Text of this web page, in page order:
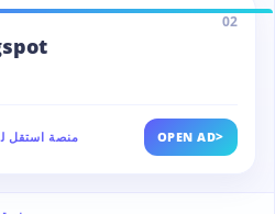
02
منصة استقل OPEN AD>